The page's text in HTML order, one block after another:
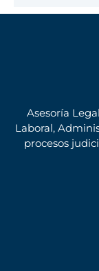
Asesoría
Laboral,
procesos